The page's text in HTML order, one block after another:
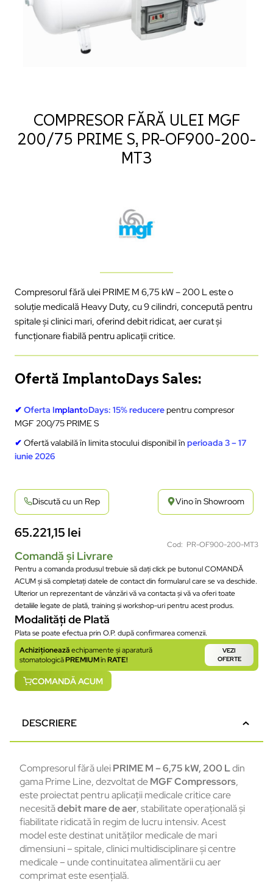
COMPRESOR FĂRĂ ULEI MGF
200/75 PRIME S, PR-OF900-200-
MT3
Compresorul fără ulei PRIME M 6,75 kW – 200 L este o
soluție medicală Heavy Duty, cu 9 cilindri, concepută pentru
spitale și clinici mari, oferind debit ridicat, aer curat și
funcționare fiabilă pentru aplicații critice.
Ofertă ImplantoDays Sales:
✔ Oferta ImplantoDays: 15% reducerepentru compresor
MGF 200/75 PRIME S
✔ Ofertă valabilă în limita stocului disponibil în perioada 3 – 17
iunie 2026
Discută cu un Rep Vino în Showroom
65.221,15 lei
Cod: PR-OF900-200-MT3
Comandă și Livrare
Pentru a comanda produsul trebuie să dați click pe butonul COMANDĂ
ACUM și să completați datele de contact din formularul care se va deschide.
Ulterior un reprezentant de vânzări vă va contacta și vă va oferi toate
detaliile legate de plată, training și workshop-uri pentru acest produs.
Modalități de Plată
Plata se poate efectua prin O.P. după confirmarea comenzii.
Achiziționeazăechipamente și aparatură
stomatologicăPREMIUMînRATE!
VEZI
OFERTE
COMANDĂ ACUM
DESCRIERE
Compresorul fără uleiPRIME M – 6,75 kW, 200 Ldin
gama Prime Line, dezvoltat deMGF Compressors,
este proiectat pentru aplicații medicale critice care
necesitădebit mare de aer, stabilitate operațională și
fiabilitate ridicată în regim de lucru intensiv. Acest
model este destinat unităților medicale de mari
dimensiuni – spitale, clinici multidisciplinare și centre
medicale – unde continuitatea alimentării cu aer
comprimat este esențială.